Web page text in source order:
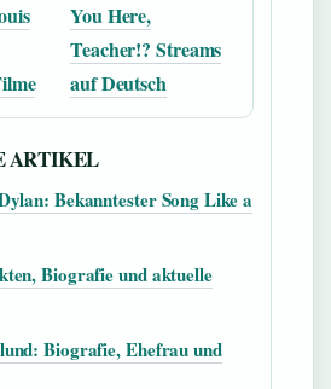
You Here,
Teacher!? Streams
auf Deutsch
ARTIKEL
Bekanntester Song Like a
Biografie und aktuelle
Biografie, Ehefrau und